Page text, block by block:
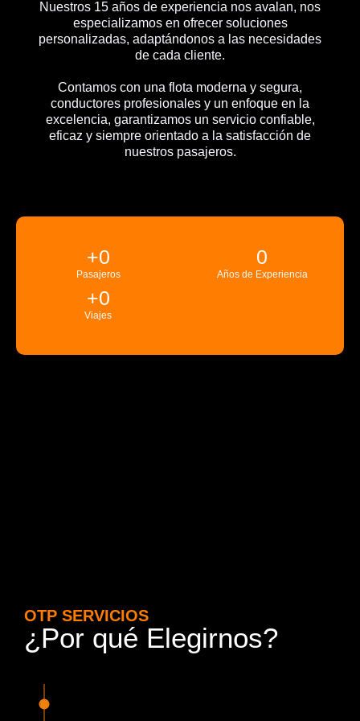
Nuestros 15 años de experiencia nos avalan, nos
especializamos en ofrecer soluciones
personalizadas, adaptándonos a las necesidades
de cada cliente.
Contamos con una flota moderna y segura,
conductores profesionales y un enfoque en la
excelencia, garantizamos un servicio confiable,
eficaz y siempre orientado a la satisfacción de
nuestros pasajeros.
Pasajeros
+0
Años de Experiencia
0
Viajes
+0
OTP SERVICIOS
¿Por qué Elegirnos?